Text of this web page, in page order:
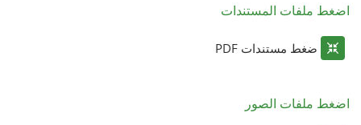
اضغط ملفات المستندات
ضغط مستندات PDF
اضغط ملفات الصور